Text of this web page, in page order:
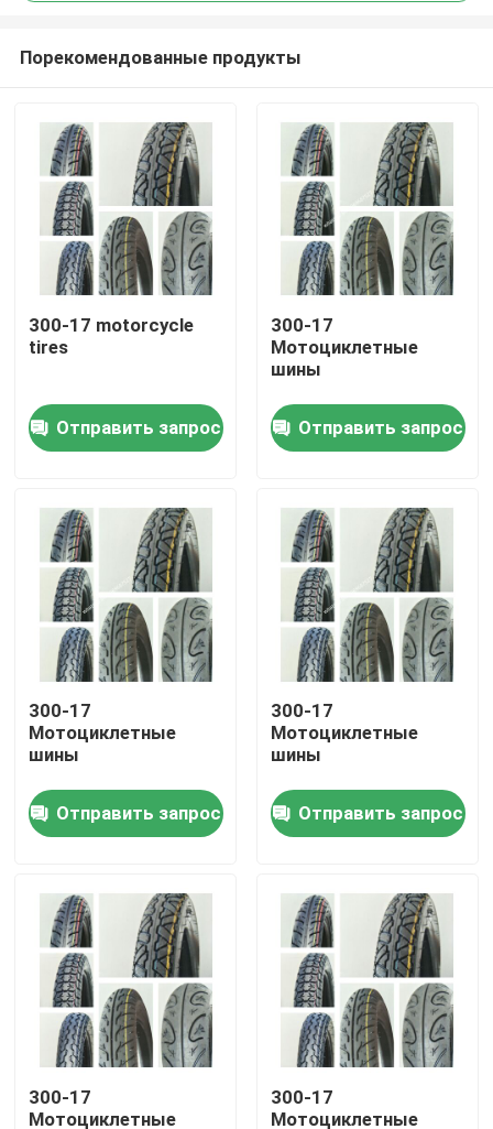
Продукция
О Компании
Наша фабрика
контроль качества
контактные данные
Новости
Все случаи
Покрышки автобуса тележки
Автошины TBR
Порекомендованные продукты
300-17 motorcycle
tires
Отправить запрос
300-17
Мотоциклетные
шины
Отправить запрос
300-17
Мотоциклетные
шины
Отправить запрос
300-17
Мотоциклетные
шины
Отправить запрос
300-17
Мотоциклетные
300-17
Мотоциклетные